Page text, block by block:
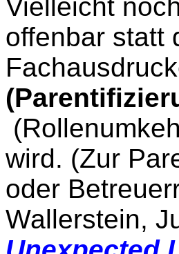
Vielleicht
offenbar statt
wird. (Zur
oder
Wallerstein,